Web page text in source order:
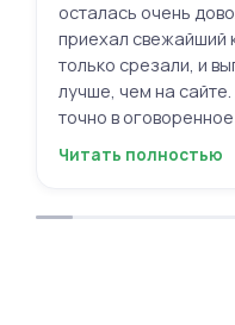
осталась очень
приехал свежайший
только срезали, и
лучше, чем на
точно в
вежливый, ещё и
приятными.
Читать полностью